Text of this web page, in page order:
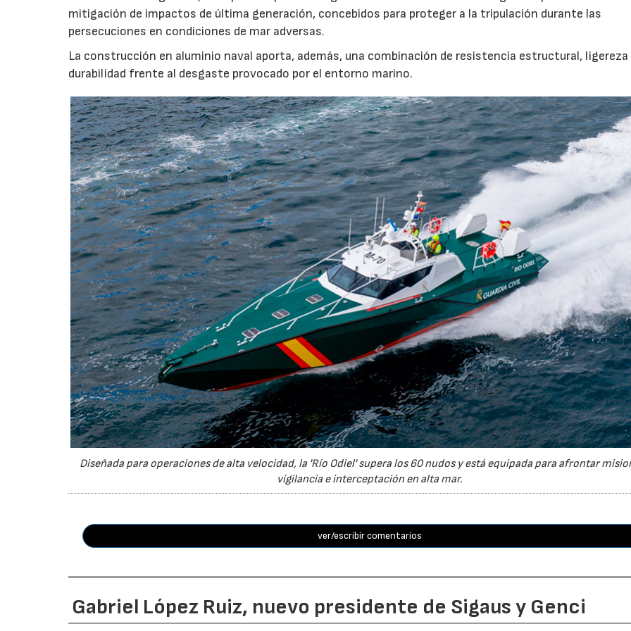
mitigación de impactos de última generación, concebidos para proteger a la tripulación durante las
persecuciones en condiciones de mar adversas.
La construcción en aluminio naval aporta, además, una combinación de resistencia estructural, ligereza
durabilidad frente al desgaste provocado por el entorno marino.
Diseñada para operaciones de alta velocidad, la 'Río Odiel' supera los 60 nudos y está equipada para afrontar
vigilancia e interceptación en alta mar.
ver/escribir comentarios
Gabriel López Ruiz, nuevo presidente de Sigaus y Genci